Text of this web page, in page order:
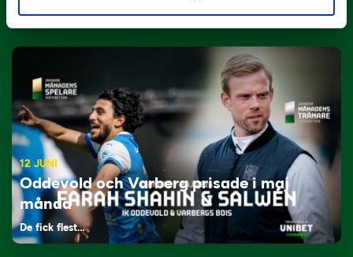
Tillbaka i hetluften…
12 JUNI
Oddevold och Varberg prisade i maj
månad
De fick flest…